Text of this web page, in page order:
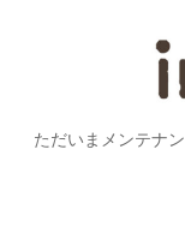
ただいまメンテナ